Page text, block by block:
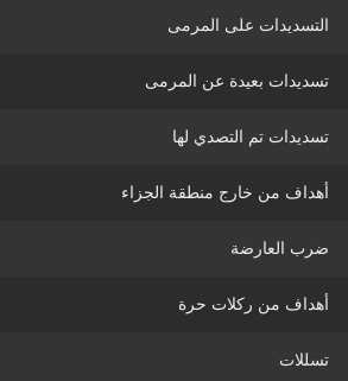
التسديدات على المرمى
تسديدات بعيدة عن المرمى
تسديدات تم التصدي لها
أهداف من خارج منطقة الجزاء
ضرب العارضة
أهداف من ركلات حرة
تسللات